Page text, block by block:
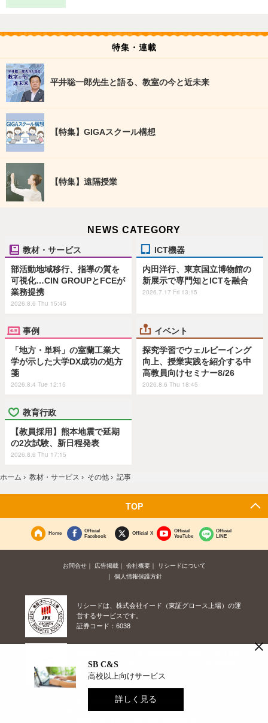
特集・連載
平井聡一郎先生と語る、教室の今と近未来
【特集】GIGAスクール構想
【特集】遠隔授業
NEWS CATEGORY
教材・サービス
部活動地域移行、指導の質を
可視化…CIN GROUPとFCEが
業務提携
2026.8.6 Thu 15:45
ICT機器
内田洋行、東京国立博物館の
新展示で専門知とICTを融合
2026.7.17 Fri 13:15
事例
「地方・単科」の室蘭工業大
学が示した大学DX成功の処方
箋
2026.8.4 Tue 12:15
イベント
探究学習でウェルビーイング
向上、授業実践を紹介する中
高教員向けセミナー8/26
2026.8.6 Thu 18:45
教育行政
【教員採用】熊本地震で延期
の2次試験、新日程発表
2026.8.6 Thu 17:15
ホーム › 教材・サービス › その他 › 記事
TOP
Home
Official
Facebook
Official X
Official
YouTube
Official
LINE
お問合せ 広告掲載 会社概要
リシードについて
個人情報保護方針
リシードは、株式会社イード（東証グロース上場）の運
営するサービスです。
証券コード：6038
者に対して付与されるプライバシーマークの付与認定を
受けています。
紹介した商品/サービスを購入、契約した場合に、
×
SB C&S
高校以上向けサービス
詳しく見る